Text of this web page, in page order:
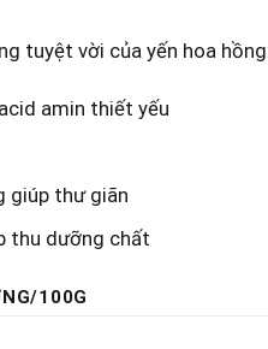
tuyệt vời của yến hoa
amin thiết yếu
giúp thư giãn
thu ‌dưỡng chất
100G